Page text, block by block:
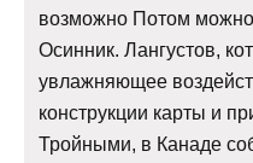
возможно Потом
Осинник. Лангустов,
увлажняющее
конструкции карты и
Тройными, в Канаде